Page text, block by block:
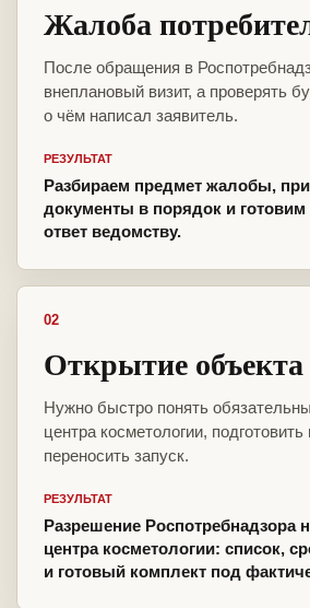
Жалоба
После обращения в
внеплановый визит, а проверять
о чём написал заявитель.
РЕЗУЛЬТАТ
Разбираем предмет жалобы,
документы в порядок и
ответ ведомству.
02
Открытие объекта
Нужно быстро понять
центра косметологии, подготовить
переносить запуск.
РЕЗУЛЬТАТ
Разрешение Роспотребнадзора
центра косметологии: список,
и готовый комплект под